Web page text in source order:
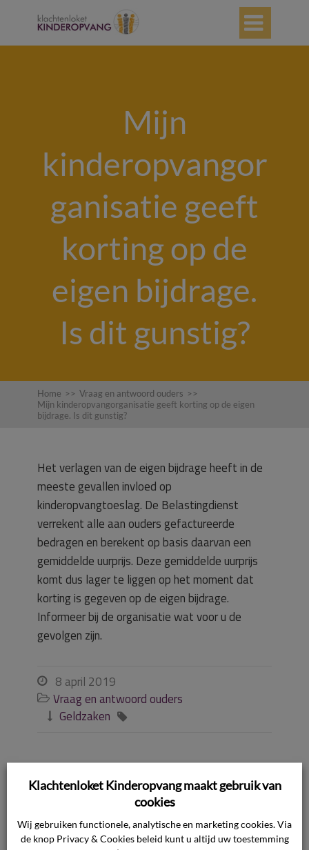

Mijn
kinderopvangor
ganisatie geeft
korting op de
eigen bijdrage.
Is dit gunstig?
Home >> Vraag en antwoord ouders >>
Mijn kinderopvangorganisatie geeft korting op de eigen
bijdrage. Is dit gunstig?
Het verlagen van de eigen bijdrage heeft in de
meeste gevallen invloed op
kinderopvangtoeslag. De Belastingdienst
verrekent alle aan ouders gefactureerde
bedragen en berekent op basis daarvan een
gemiddelde uurprijs. Deze gemiddelde uurprijs
komt dus lager te liggen op het moment dat
korting is gegeven op de eigen bijdrage.
Informeer bij de organisatie wat voor u de
gevolgen zijn.
 8 april 2019
 Vraag en antwoord ouders
 Geldzaken 
Ook interessant
Wegens besmettelijke ziekte mag
kind niet naar de opvang, moet de
Klachtenloket Kinderopvang maakt gebruik van
cookies
Wij gebruiken functionele, analytische en marketing cookies. Via
de knop Privacy & Cookies beleid kunt u altijd uw toestemming